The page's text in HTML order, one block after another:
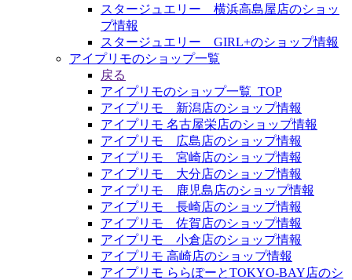
スタージュエリー 横浜高島屋店のショッ
プ情報
スタージュエリー GIRL+のショップ情報
アイプリモのショップ一覧
戻る
アイプリモのショップ一覧_TOP
アイプリモ 新潟店のショップ情報
アイプリモ 名古屋栄店のショップ情報
アイプリモ 広島店のショップ情報
アイプリモ 宮崎店のショップ情報
アイプリモ 大分店のショップ情報
アイプリモ 鹿児島店のショップ情報
アイプリモ 長崎店のショップ情報
アイプリモ 佐賀店のショップ情報
アイプリモ 小倉店のショップ情報
アイプリモ 高崎店のショップ情報
アイプリモ ららぽーとTOKYO-BAY店のシ